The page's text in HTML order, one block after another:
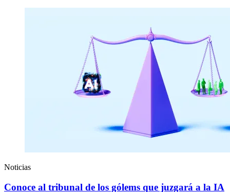
Noticias
Conoce al tribunal de los gólems que juzgará a la IA